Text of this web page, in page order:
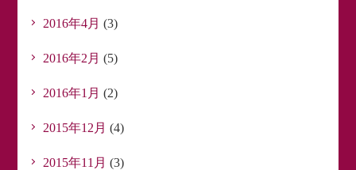
2016年4月 (3)
2016年2月 (5)
2016年1月 (2)
2015年12月 (4)
2015年11月 (3)